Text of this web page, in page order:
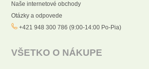
Naše internetové obchody
Otázky a odpovede
+421 948 300 786 (9:00-14:00 Po-Pia)
VŠETKO O NÁKUPE